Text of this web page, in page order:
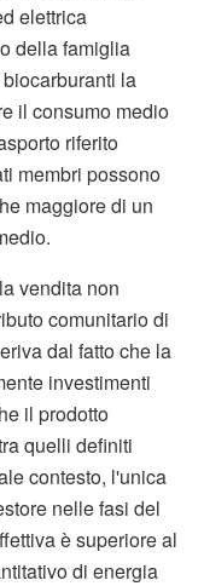
elettrica
della famiglia
la
il consumo medio
riferito
membri possono
maggiore di un
vendita non
comunitario di
dal fatto che la
investimenti
il prodotto
quelli definiti
contesto, l'unica
nelle fasi del
è superiore al
di energia